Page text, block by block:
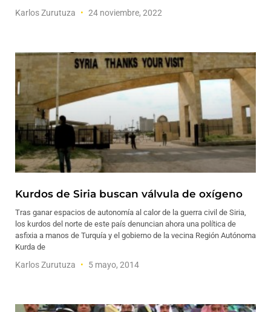
Karlos Zurutuza 24 noviembre, 2022
Kurdos de Siria buscan válvula de oxígeno
Tras ganar espacios de autonomía al calor de la guerra civil de Siria,
los kurdos del norte de este país denuncian ahora una política de
asfixia a manos de Turquía y el gobierno de la vecina Región Autónoma
Kurda de
Karlos Zurutuza 5 mayo, 2014